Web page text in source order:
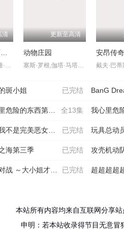
清
超级马力欧银河大电影
更新至高清
动物庄园
已完结
斑小姐 BanG
全13集
危险的东西第二季 我心里危
已完结
是完美恶女～雏宫 玩具总动
已完结
海第三季 攻壳机动
已完结
战 ～大小姐才不玩 超超超超
本站所有内容均来自互联网分享
申明：若本站收录得节目无意冒